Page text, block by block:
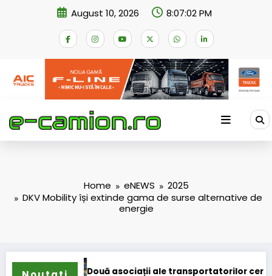
August 10, 2026 8:07:03 PM
Home eNEWS
2025
DKV Mobility își extinde gama de surse alternative de
energie
ale transportatorilor cer transformarea schemei de
STB a